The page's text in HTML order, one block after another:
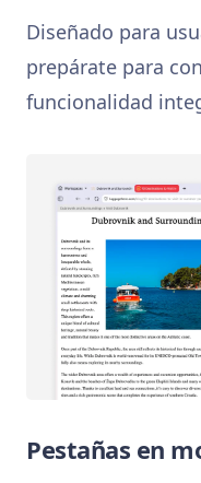
Diseñado para
prepárate para
funcionalidad
Pestañas en